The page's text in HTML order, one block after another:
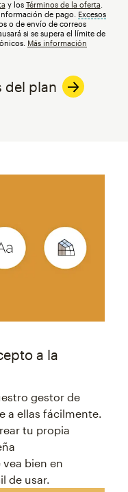
y los Términos de la oferta
de pago.
Excesos
o de envío de correos
si se supera el límite de
Más información
del plan
a la
gestor de
a ellas fácilmente.
tu propia
bien en
de usar.